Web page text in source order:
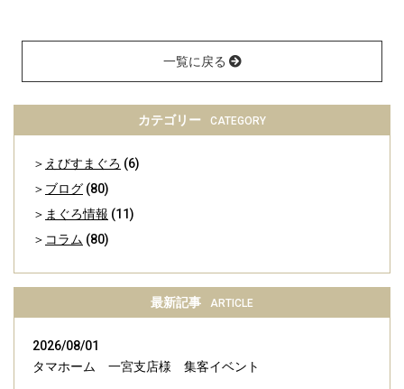
一覧に戻る
カテゴリー CATEGORY
えびすまぐろ (6)
ブログ (80)
まぐろ情報 (11)
コラム (80)
最新記事 ARTICLE
2026/08/01
タマホーム 一宮支店様 集客イベント